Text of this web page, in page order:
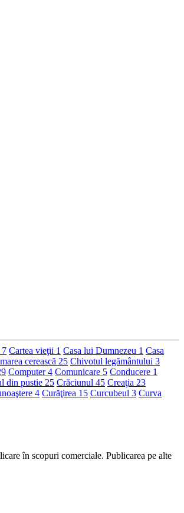
7 Cartea vieţii 1 Casa lui Dumnezeu 1 Casa
cerească 25 Chivotul legământului 3
Computer4 Comunicare 5 Conducere 1
din pustie 25 Crăciunul 45 Creaţia 23
4 Curăţirea 15 Curcubeul 3 Curva
în scopuri comerciale. Publicarea pe alte